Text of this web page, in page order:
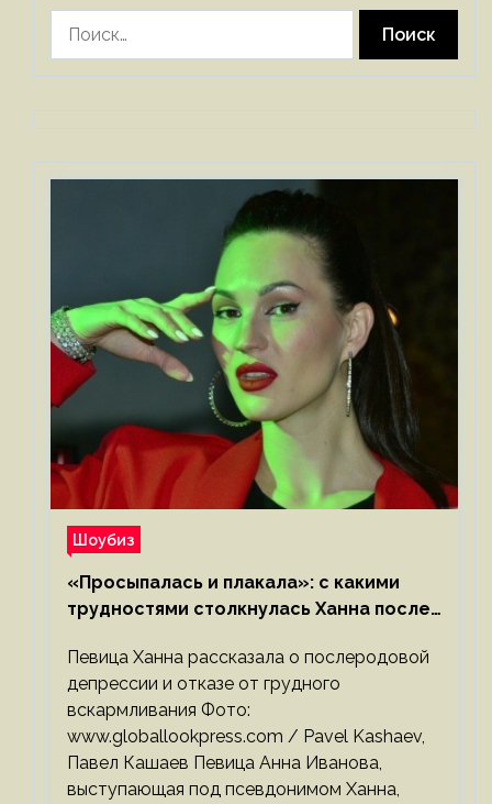
Шоубиз
«Просыпалась и плакала»: с какими
трудностями столкнулась Ханна после
Певица Ханна рассказала о послеродовой
депрессии и отказе от грудного
вскармливания Фото:
www.globallookpress.com / Pavel Kashaev,
Павел Кашаев Певица Анна Иванова,
выступающая под псевдонимом Ханна,